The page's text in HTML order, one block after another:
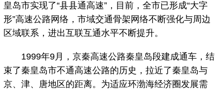
皇岛市实现了“县县通高速”，目前，全市已形成“大字
形”高速公路网络，市域交通骨架网络不断强化与周边
区域联系，进出互联互通水平不断提升。
1999年9月，京秦高速公路秦皇岛段建成通车，结
束了秦皇岛市不通高速公路的历史，拉近了秦皇岛与
京、津、唐地区的距离。为适应环渤海经济圈发展需